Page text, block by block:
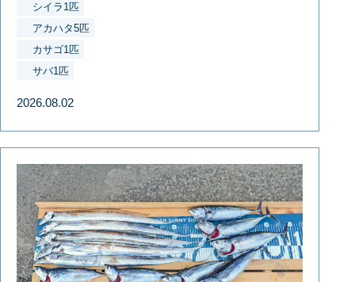
シイラ1匹
アカハタ5匹
カサゴ1匹
サバ1匹
2026.08.02